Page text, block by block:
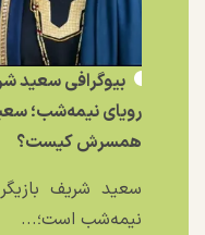
بیوگرافی سعید
رویای نیمه‌شب؛
همسرش کیست؟
سعید شریف
نیمه‌شب است؛...